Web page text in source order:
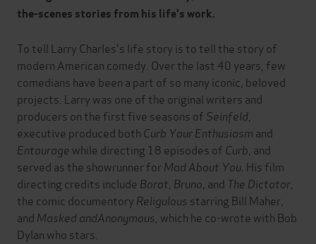
the-scenes stories from his life's work.
To tell Larry Charles's life story is to tell the story of
modern American comedy. Over the last 40 years, few
comedians have been a part of so many iconic, beloved
projects. Larry was one of the original writers and
producers on the first five seasons of Seinfeld
executive produced both Curb Your Enthusiasm and
Entourage while directing 18 episodes of Curb , and
served as the showrunner forMad About You . His film
directing credits include Borat Bruno , and The Dictator
the comic documentory Religulous starring Bill Maher,
and Masked andAnonymous, which he co-wrote with Bob
Dylan who stars.